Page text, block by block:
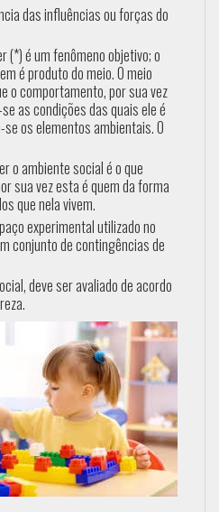
das influências ou forças do
(*) é um fenômeno objetivo; o
é produto do meio. O meio
o comportamento, por sua vez
as condições das quais ele é
os elementos ambientais. O
o ambiente social é o que
sua vez esta é quem da forma
que nela vivem.
experimental utilizado no
conjunto de contingências de
deve ser avaliado de acordo